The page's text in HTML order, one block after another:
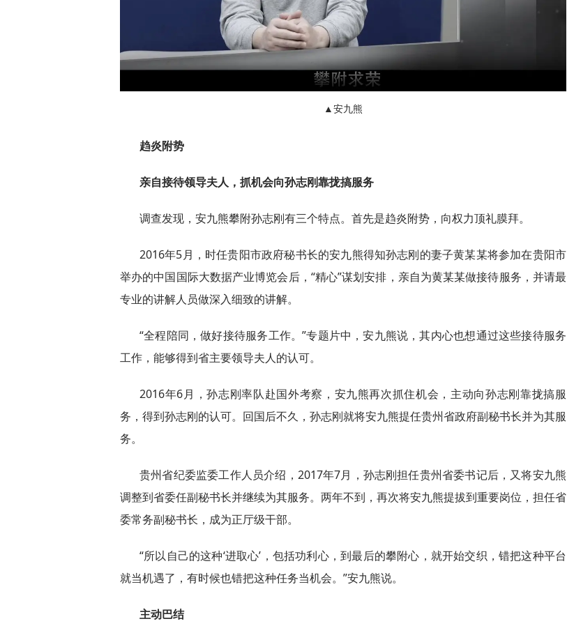
▲安九熊
趋炎附势
亲自接待领导夫人，抓机会向孙志刚靠拢搞服务
调查发现，安九熊攀附孙志刚有三个特点。首先是趋炎附势，向权力顶礼膜拜。
2016年5月，时任贵阳市政府秘书长的安九熊得知孙志刚的妻子黄某某将参加在贵阳市
举办的中国国际大数据产业博览会后，“精心”谋划安排，亲自为黄某某做接待服务，并请最
专业的讲解人员做深入细致的讲解。
“全程陪同，做好接待服务工作。”专题片中，安九熊说，其内心也想通过这些接待服务
工作，能够得到省主要领导夫人的认可。
2016年6月，孙志刚率队赴国外考察，安九熊再次抓住机会，主动向孙志刚靠拢搞服
务，得到孙志刚的认可。回国后不久，孙志刚就将安九熊提任贵州省政府副秘书长并为其服
务。
贵州省纪委监委工作人员介绍，2017年7月，孙志刚担任贵州省委书记后，又将安九熊
调整到省委任副秘书长并继续为其服务。两年不到，再次将安九熊提拔到重要岗位，担任省
委常务副秘书长，成为正厅级干部。
“所以自己的这种‘进取心’，包括功利心，到最后的攀附心，就开始交织，错把这种平台
就当机遇了，有时候也错把这种任务当机会。”安九熊说。
主动巴结